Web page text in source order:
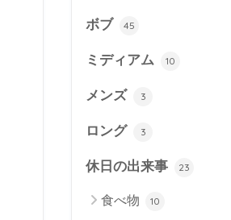
ボブ 45
ミディアム 10
メンズ 3
ロング 3
休日の出来事 23
食べ物 10